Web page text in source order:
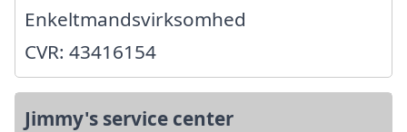
Enkeltmandsvirksomhed
CVR: 43416154
Jimmy's service center